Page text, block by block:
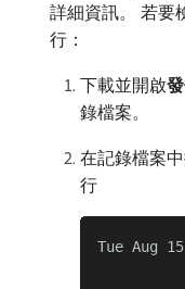
詳細資訊。 若要
行：
下載並開啟​
錄檔案。
在記錄檔案
行
Tue Aug